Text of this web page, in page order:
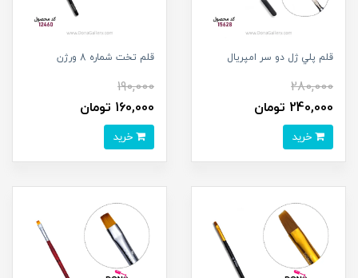
قلم پلي ژل دو سر امپريال
280,000
240,000 تومان
قلم تخت شماره 8 ورژن
190,000
160,000 تومان